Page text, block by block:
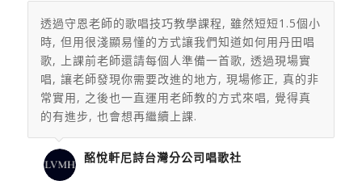
透過守恩老師的歌唱技巧教學課程, 雖然短短1.5個小
時, 但用很淺顯易懂的方式讓我們知道如何用丹田唱
歌, 上課前老師還請每個人準備一首歌, 透過現場實
唱, 讓老師發現你需要改進的地方, 現場修正, 真的非
常實用, 之後也一直運用老師教的方式來唱, 覺得真
的有進步, 也會想再繼續上課.
酩悅軒尼詩台灣分公司唱歌社